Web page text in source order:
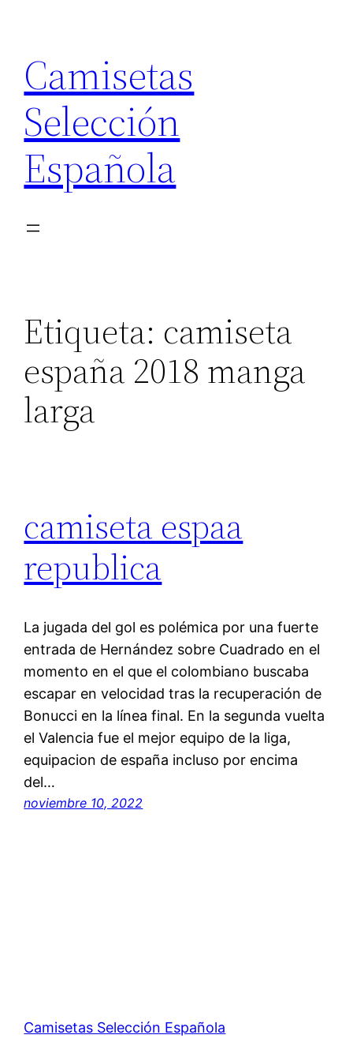
contenido
Camisetas
Selección
Española
Etiqueta: camiseta
españa 2018 manga
larga
camiseta espaa
republica
La jugada del gol es polémica por una fuerte
entrada de Hernández sobre Cuadrado en el
momento en el que el colombiano buscaba
escapar en velocidad tras la recuperación de
Bonucci en la línea final. En la segunda vuelta
el Valencia fue el mejor equipo de la liga,
equipacion de españa incluso por encima
del…
noviembre 10, 2022
Camisetas Selección Española